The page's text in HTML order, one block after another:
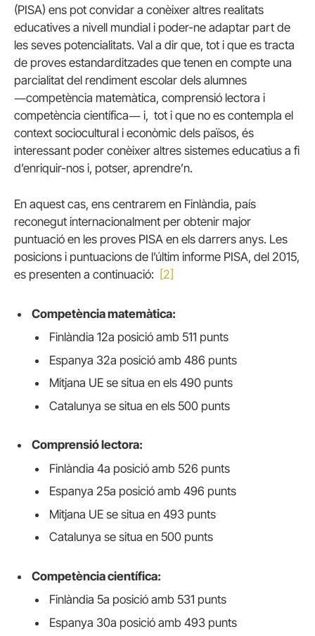
(PISA) ens pot convidar a conèixer altres realitats
educatives a nivell mundial i poder-ne adaptar part de
les seves potencialitats. Val a dir que, tot i que es tracta
de proves estandarditzades que tenen en compte una
parcialitat del rendiment escolar dels alumnes
―competència matemàtica, comprensió lectora i
competència científica― i, tot i que no es contempla el
context sociocultural i econòmic dels països, és
interessant poder conèixer altres sistemes educatius a fi
d’enriquir-nos i, potser, aprendre’n.
En aquest cas, ens centrarem en Finlàndia, país
reconegut internacionalment per obtenir major
puntuació en les proves PISA en els darrers anys. Les
posicions i puntuacions de l’últim informe PISA, del 2015,
es presenten a continuació:
[2]
Competència matemàtica:
Finlàndia 12a posició amb 511 punts
Espanya 32a posició amb 486 punts
Mitjana UE se situa en els 490 punts
Catalunya se situa en els 500 punts
Comprensió lectora:
Finlàndia 4a posició amb 526 punts
Espanya 25a posició amb 496 punts
Mitjana UE se situa en 493 punts
Catalunya se situa en 500 punts
Competència científica:
Finlàndia 5a posició amb 531 punts
Espanya 30a posició amb 493 punts